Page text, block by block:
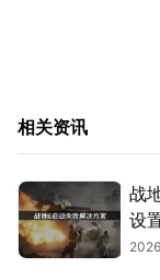
相关资讯
战
设